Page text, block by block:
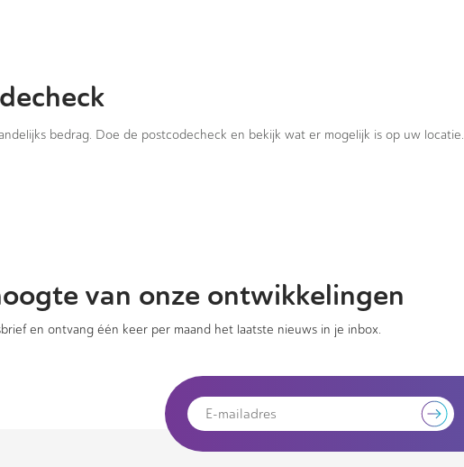
bedrag. Doe de postcodecheck en bekijk wat er mogelijk is op uw locatie.
van onze ontwikkelingen
en ontvang één keer per maand het laatste nieuws in je inbox.